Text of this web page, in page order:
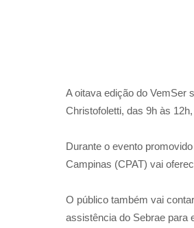
A oitava edição do VemSer
Christofoletti, das 9h às
Durante o evento
Campinas (CPAT) vai
O público também vai
assistência do Sebrae para